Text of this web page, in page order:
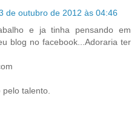
de outubro de 2012 às 04:46
e ja tinha pensando em
blog no facebook...Adoraria ter
talento.